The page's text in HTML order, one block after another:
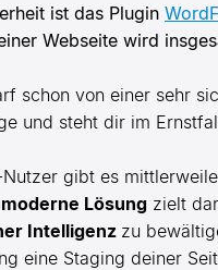
ist das Plugin
Webseite wird
schon von einer sehr
und steht dir im
Nutzer gibt es
Lösung zielt
Intelligenz zu
eine Staging deiner